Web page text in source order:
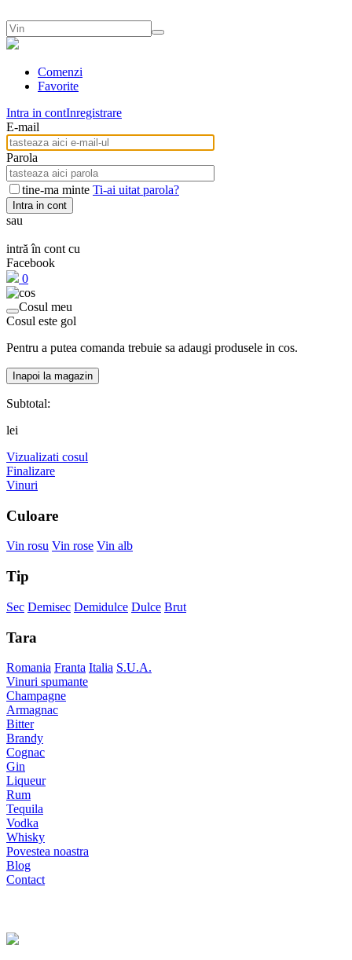
Comenzi
Favorite
Intra in contInregistrare
E-mail
Parola
tine-ma minte Ti-ai uitat parola?
Intra in cont
sau
intră în cont cu
Facebook
0
Cosul meu
Cosul este gol
Pentru a putea comanda trebuie sa adaugi produsele in cos.
Inapoi la magazin
Subtotal:
lei
Vizualizati cosul
Finalizare
Vinuri
Culoare
Vin rosu Vin rose Vin alb
Tip
Sec Demisec Demidulce Dulce Brut
Tara
Romania Franta Italia S.U.A.
Vinuri spumante
Champagne
Armagnac
Bitter
Brandy
Cognac
Gin
Liqueur
Rum
Tequila
Vodka
Whisky
Povestea noastra
Blog
Contact